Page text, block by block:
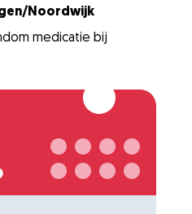
Noordwijk
medicatie bij